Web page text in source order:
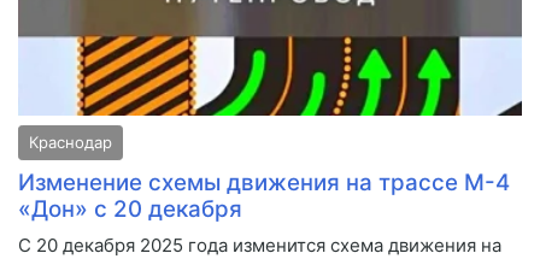
Краснодар
Изменение схемы движения на трассе М-4
«Дон» с 20 декабря
С 20 декабря 2025 года изменится схема движения на